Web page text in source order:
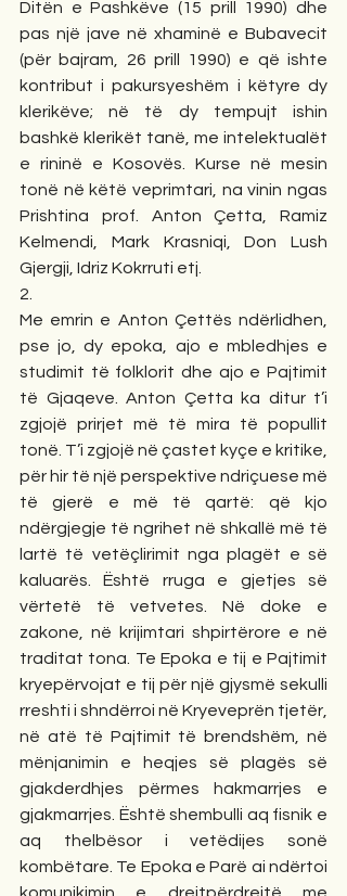
Ditën e Pashkëve (15 prill 1990) dhe
pas një jave në xhaminë e Bubavecit
(për bajram, 26 prill 1990) e që ishte
kontribut i pakursyeshëm i këtyre dy
klerikëve; në të dy tempujt ishin
bashkë klerikët tanë, me intelektualët
e rininë e Kosovës. Kurse në mesin
tonë në këtë veprimtari, na vinin ngas
Prishtina prof. Anton Çetta, Ramiz
Kelmendi, Mark Krasniqi, Don Lush
Gjergji, Idriz Kokrruti etj.
2.
Me emrin e Anton Çettës ndërlidhen,
pse jo, dy epoka, ajo e mbledhjes e
studimit të folklorit dhe ajo e Pajtimit
të Gjaqeve. Anton Çetta ka ditur t’i
zgjojë prirjet më të mira të popullit
tonë. T’i zgjojë në çastet kyçe e kritike,
për hir të një perspektive ndriçuese më
të gjerë e më të qartë: që kjo
ndërgjegje të ngrihet në shkallë më të
lartë të vetëçlirimit nga plagët e së
kaluarës. Është rruga e gjetjes së
vërtetë të vetvetes. Në doke e
zakone, në krijimtari shpirtërore e në
traditat tona. Te Epoka e tij e Pajtimit
kryepërvojat e tij për një gjysmë sekulli
rreshti i shndërroi në Kryeveprën tjetër,
në atë të Pajtimit të brendshëm, në
mënjanimin e heqjes së plagës së
gjakderdhjes përmes hakmarrjes e
gjakmarrjes. Është shembulli aq fisnik e
aq thelbësor i vetëdijes sonë
kombëtare. Te Epoka e Parë ai ndërtoi